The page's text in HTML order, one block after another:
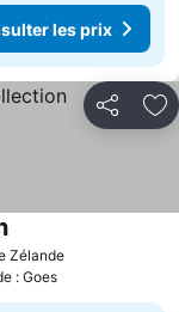
les prix
Partager
ZélandeConsulter
Consulter les prix
: Goes